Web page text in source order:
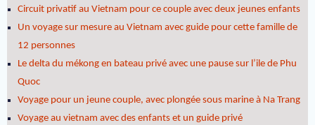
Circuit privatif au Vietnam pour ce couple avec deux jeunes enfants
Un voyage sur mesure au Vietnam avec guide pour cette famille de
12 personnes
Le delta du mékong en bateau privé avec une pause sur l’ile de Phu
Quoc
Voyage pour un jeune couple, avec plongée sous marine à Na Trang
Voyage au vietnam avec des enfants et un guide privé